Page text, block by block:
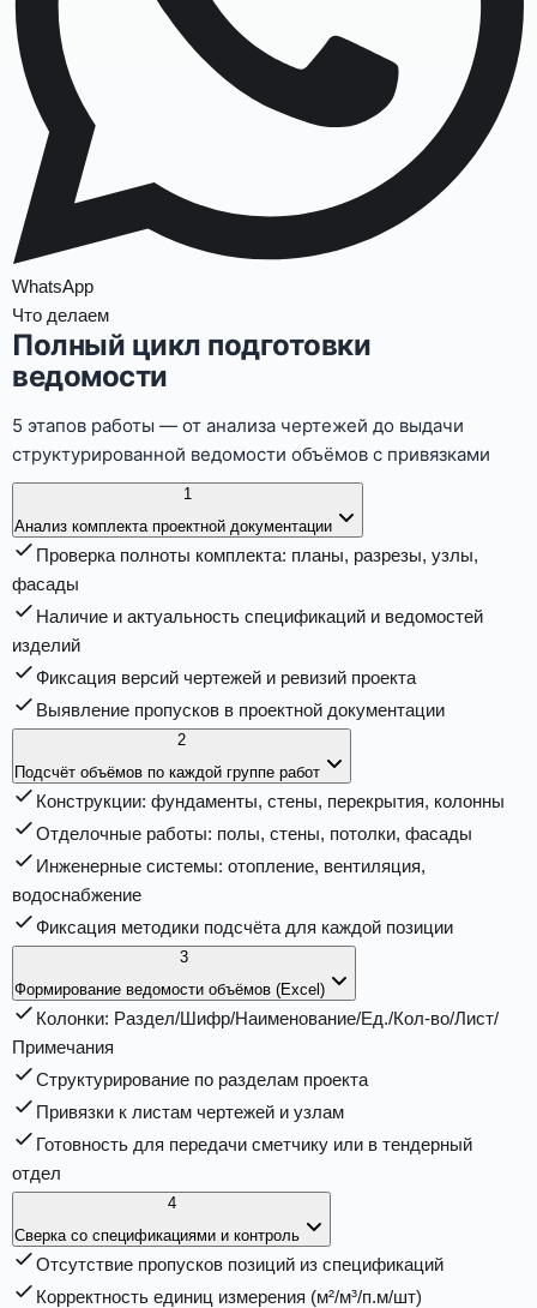
WhatsApp
Что делаем
Полный цикл подготовки
ведомости
5 этапов работы — от анализа чертежей до выдачи
структурированной ведомости объёмов с привязками
1
Анализ комплекта проектной документации
Проверка полноты комплекта: планы, разрезы, узлы,
фасады
Наличие и актуальность спецификаций и ведомостей
изделий
Фиксация версий чертежей и ревизий проекта
Выявление пропусков в проектной документации
2
Подсчёт объёмов по каждой группе работ
Конструкции: фундаменты, стены, перекрытия, колонны
Отделочные работы: полы, стены, потолки, фасады
Инженерные системы: отопление, вентиляция,
водоснабжение
Фиксация методики подсчёта для каждой позиции
3
Формирование ведомости объёмов (Excel)
Колонки: Раздел/Шифр/Наименование/Ед./Кол-во/Лист/
Примечания
Структурирование по разделам проекта
Привязки к листам чертежей и узлам
Готовность для передачи сметчику или в тендерный
отдел
4
Сверка со спецификациями и контроль
Отсутствие пропусков позиций из спецификаций
Корректность единиц измерения (м²/м³/п.м/шт)